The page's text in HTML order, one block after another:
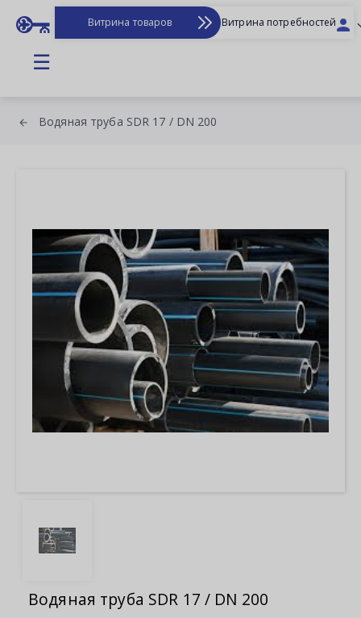
Витрина товаров Витрина потребностей
☰
Водяная труба SDR 17 / DN 200
Водяная труба SDR 17 / DN 200